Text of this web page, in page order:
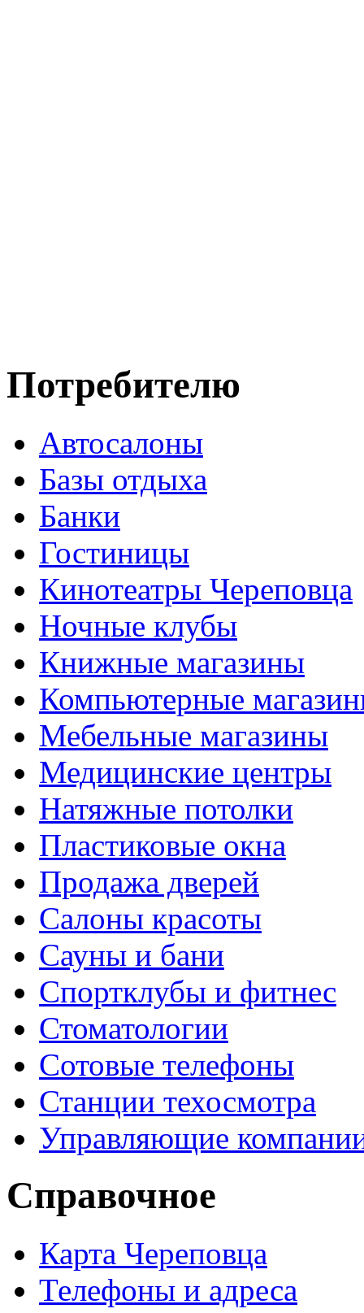
Потребителю
Автосалоны
Базы отдыха
Банки
Гостиницы
Кинотеатры Череповца
Ночные клубы
Книжные магазины
Компьютерные
Мебельные магазины
Медицинские центры
Натяжные потолки
Пластиковые окна
Продажа дверей
Салоны красоты
Сауны и бани
Спортклубы и фитнес
Стоматологии
Сотовые телефоны
Станции техосмотра
Управляющие
Справочное
Карта Череповца
Телефоны и адреса